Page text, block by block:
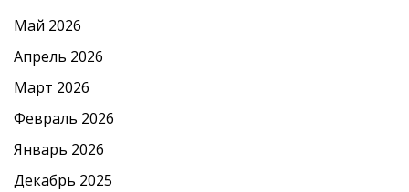
Май 2026
Апрель 2026
Март 2026
Февраль 2026
Январь 2026
Декабрь 2025